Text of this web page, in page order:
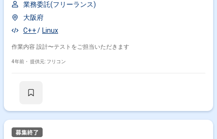
業務委託(フリーランス)
大阪府
C++
Linux
作業内容 設計〜テストをご担当いただきます
4年前・ 提供元: フリコン